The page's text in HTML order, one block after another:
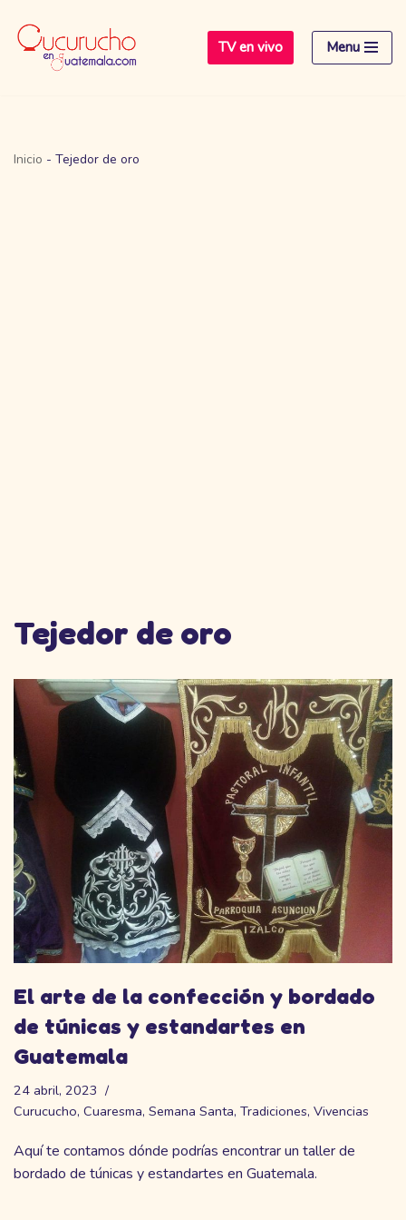
Saltar
TV en vivo Menu
Inicio - Tejedor de oro
Tejedor de oro
El arte de la confección y bordado
de túnicas y estandartes en
Guatemala
24 abril, 2023
Curucucho, Cuaresma, Semana Santa, Tradiciones, Vivencias
Aquí te contamos dónde podrías encontrar un taller de
bordado de túnicas y estandartes en Guatemala.